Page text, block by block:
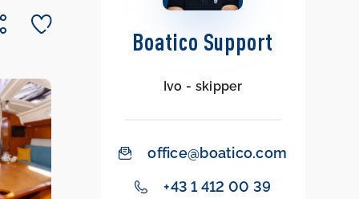
Boatico Support
Ivo - skipper
office@boatico.com
+43 1 412 00 39